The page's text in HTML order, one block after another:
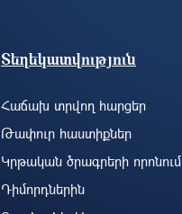
Տեղեկատվություն
Հաճախ տրվող հարցեր
Թափուր հաստիքներ
Կրթական ծրագրերի որոնում
Դիմորդներին